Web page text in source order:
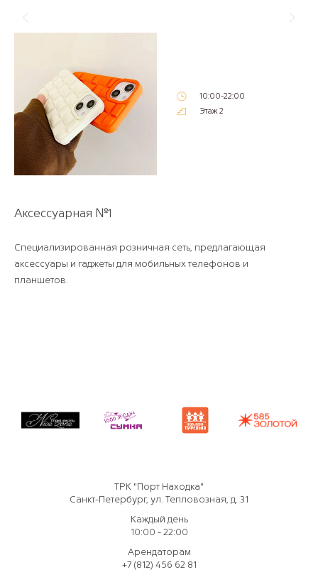
Аксессуарная №1
Специализированная розничная сеть, предлагающая
аксессуары и гаджеты для мобильных телефонов и
планшетов.
10:00-22:00
Этаж 2
Каждый день
10:00 - 22:00
Арендаторам
+7 (812) 456 62 81
ТРК "Порт Находка"
Санкт-Петербург, ул. Тепловозная, д. 31